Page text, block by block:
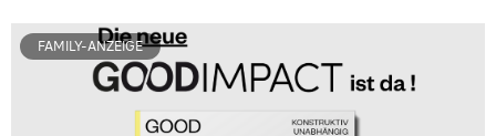
FAMILY-ANZEIGE